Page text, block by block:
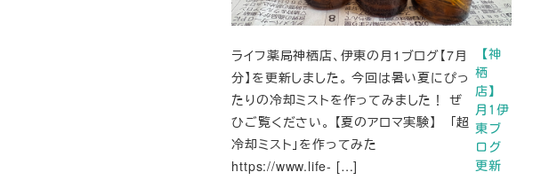
【神
栖
店】
月1伊
東ブ
ログ
更新
ライフ薬局神栖店、伊東の月1ブログ【7月
分】を更新しました。 今回は暑い夏にぴっ
たりの冷却ミストを作ってみました！ ぜ
ひご覧ください。 【夏のアロマ実験】 「超
冷却ミスト」を作ってみた
https://www.life- […]